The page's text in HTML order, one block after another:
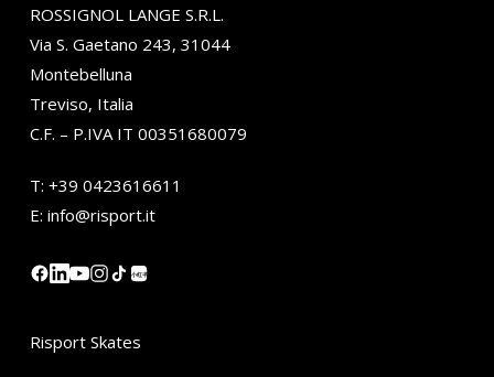
ROSSIGNOL LANGE S.R.L.
Via S. Gaetano 243, 31044
Montebelluna
Treviso, Italia
C.F. – P.IVA IT 00351680079
T: +39 0423616611
E: info@risport.it
小红书
Risport Skates